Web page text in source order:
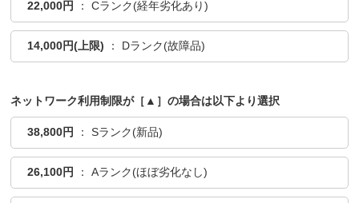
22,000円 ： Cランク(経年劣化あり)
14,000円(上限) ： Dランク(故障品)
ネットワーク利用制限が［▲］の場合は以下より選択
38,800円 ： Sランク(新品)
26,100円 ： Aランク(ほぼ劣化なし)